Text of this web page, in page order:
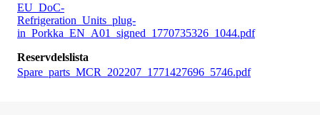
EU_DoC-
Refrigeration_Units_plug-
in_Porkka_EN_A01_signed_1770735326_1044.pdf
Reservdelslista
Spare_parts_MCR_202207_1771427696_5746.pdf